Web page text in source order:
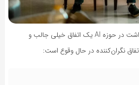
او با این پیش زمینه اظهار داشت در حوزه AI یک اتفاق خیلی جالب و
نگران‌کننده در حال وقوع است: